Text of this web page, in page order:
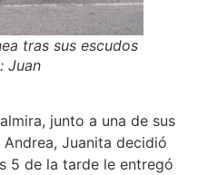
tras sus escudos
Juan
junto a una de sus
Juanita decidió
5 de la tarde le entregó